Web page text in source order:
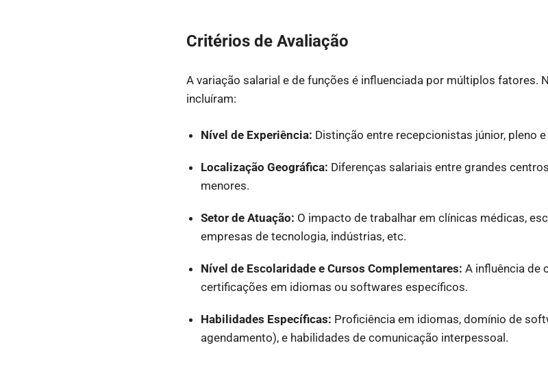
Critérios de Avaliação
A variação salarial e de funções é influenciada por múltiplos fatores.
incluíram:
Nível de Experiência: Distinção entre recepcionistas júnior, pleno e
Localização Geográfica: Diferenças salariais entre grandes
menores.
Setor de Atuação: O impacto de trabalhar em clínicas médicas,
empresas de tecnologia, indústrias, etc.
Nível de Escolaridade e Cursos Complementares: A influência de
certificações em idiomas ou softwares específicos.
Habilidades Específicas: Proficiência em idiomas, domínio de
agendamento), e habilidades de comunicação interpessoal.